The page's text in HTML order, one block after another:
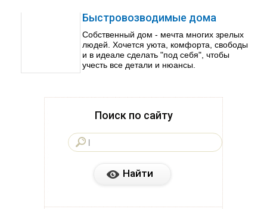
Быстровозводимые дома
Собственный дом - мечта многих зрелых
людей. Хочется уюта, комфорта, свободы
и в идеале сделать "под себя", чтобы
учесть все детали и нюансы.
Поиск по сайту